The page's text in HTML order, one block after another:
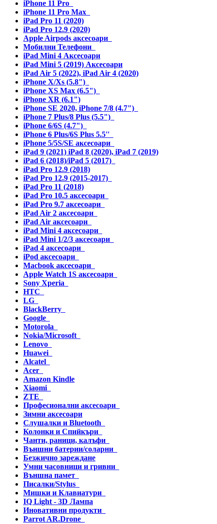
iPhone 11 Pro
iPhone 11 Pro Max
iPad Pro 11 (2020)
iPad Pro 12.9 (2020)
Apple Airpods аксесоари
Мобилни Телефони
iPad Mini 4 Аксесоари
iPad Mini 5 (2019) Аксесоари
iPad Air 5 (2022), iPad Air 4 (2020)
iPhone X/Xs (5.8")
iPhone XS Max (6.5")
iPhone XR (6.1")
iPhone SE 2020, iPhone 7/8 (4.7")
iPhone 7 Plus/8 Plus (5.5")
iPhone 6/6S (4.7")
iPhone 6 Plus/6S Plus 5.5''
iPhone 5/5S/SE аксесоари
iPad 9 (2021) iPad 8 (2020), iPad 7 (2019)
iPad 6 (2018)/iPad 5 (2017)
iPad Pro 12.9 (2018)
iPad Pro 12.9 (2015-2017)
iPad Pro 11 (2018)
iPad Pro 10.5 аксесоари
iPad Pro 9.7 аксесоари
iPad Air 2 аксесоари
iPad Air аксесоари
iPad Mini 4 аксесоари
iPad Mini 1/2/3 аксесоари
iPad 4 аксесоари
iPod аксесоари
Macbook аксесоари
Apple Watch 1S аксесоари
Sony Xperia
HTC
LG
BlackBerry
Google
Motorola
Nokia/Microsoft
Lenovo
Huawei
Alcatel
Acer
Amazon Kindle
Xiaomi
ZTE
Професионални аксесоари
Зимни аксесоари
Слушалки и Bluetooth
Колонки и Спийкъри
Чанти, раници, калъфи
Външни батерии/соларни
Безжично зареждане
Умни часовници и гривни
Външна памет
Писалки/Stylus
Мишки и Клавиатури
IQ Light - 3D Лампа
Иновативни продукти
Parrot AR.Drone